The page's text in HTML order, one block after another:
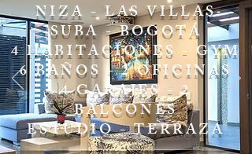
NIZA - LAS VILLAS
SUBA - BOGOTÁ
4 HABITACIONES - GYM
6 BAÑOS - 2 OFICINAS
4 GARAJES - 2
BALCONES
ESTUDIO - TERRAZA